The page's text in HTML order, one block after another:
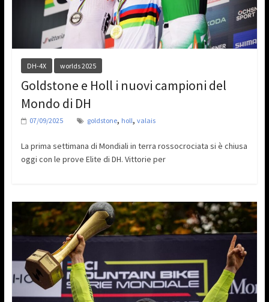
DH-4X worlds 2025
Goldstone e Holl i nuovi campioni del
Mondo di DH
07/09/2025 goldstone, holl, valais
La prima settimana di Mondiali in terra rossocrociata si è chiusa
oggi con le prove Elite di DH. Vittorie per